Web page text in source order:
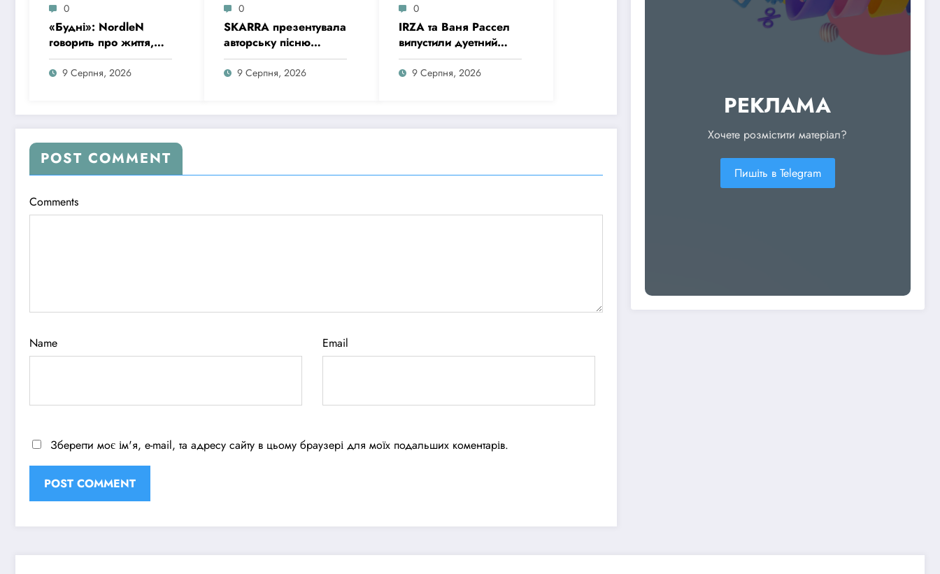
0
«Будні»: NordleN
говорить про життя,
людей, вибір і
боротьбу без зайвих
9 Серпня, 2026
0
SKARRA презентувала
авторську пісню
«Жінка» – музичний
портрет української
9 Серпня, 2026
0
IRZA та Ваня Рассел
випустили дуетний
сингл «Заборона на
любов» – історію про
9 Серпня, 2026
POST COMMENT
Comments
Name Email
Зберегти моє ім'я, e-mail, та адресу сайту в цьому браузері для моїх подальших коментарів.
РЕКЛАМА
Хочете розмістити матеріал?
Пишіть в Telegram